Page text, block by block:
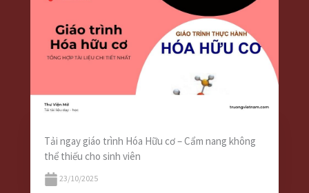
Tải ngay giáo trình Hóa Hữu cơ – Cẩm nang không
thể thiếu cho sinh viên
23/10/2025